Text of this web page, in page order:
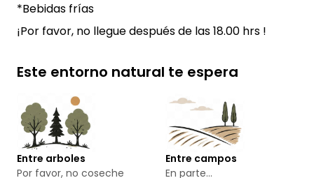
*Bebidas frías
¡Por favor, no llegue después de las 18.00 hrs !
Este entorno natural te espera
Entre arboles
Por favor, no coseche
Entre campos
En parte...